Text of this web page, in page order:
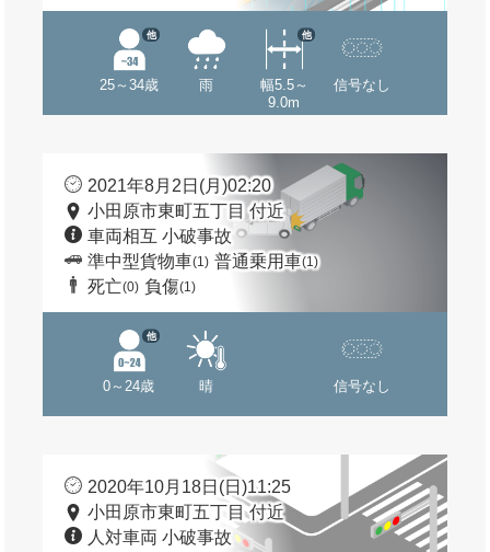
25～34歳
他
雨
幅5.5～
9.0m
他
信号なし
2021年8月2日(月)02:20
小田原市東町五丁目 付近
車両相互 小破事故
準中型貨物車(1) 普通乗用車(1)
死亡(0) 負傷(1)
0～24歳
他
晴 信号なし
2020年10月18日(日)11:25
小田原市東町五丁目 付近
人対車両 小破事故